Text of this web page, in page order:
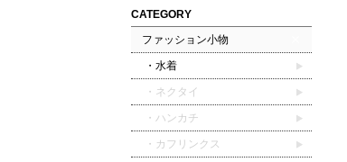
CATEGORY
ファッション小物
・水着
・ネクタイ
・ハンカチ
・カフリンクス